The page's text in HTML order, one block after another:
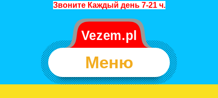
Звоните Каждый день 7-21 ч.
Меню